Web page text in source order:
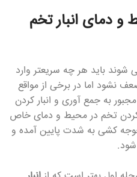
و دمای انبار تخم
شوند باید هر چه سریعتر وارد
نشود اما در برخی از مواقع
به جمع آوری و انبار کردن
کردن تخم در محیط و دمای خاص
کشی به شدت پایین آمده و